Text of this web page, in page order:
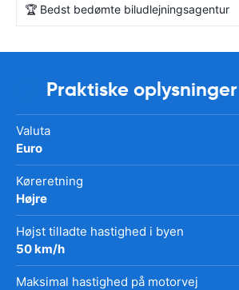
🏆 Bedst bedømte biludlejningsagentur
Praktiske oplysninger
Valuta
Euro
Køreretning
Højre
Højst tilladte hastighed i byen
50 km/h
Maksimal hastighed på motorvej